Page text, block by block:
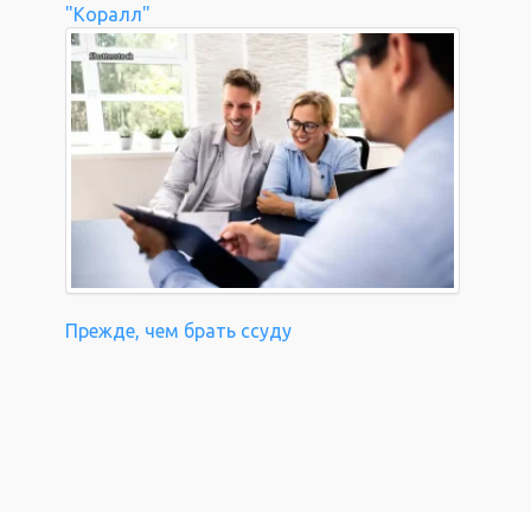
"Коралл"
Прежде, чем брать ссуду